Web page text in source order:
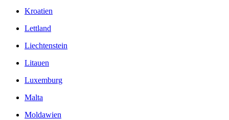
Kroatien
Lettland
Liechtenstein
Litauen
Luxemburg
Malta
Moldawien